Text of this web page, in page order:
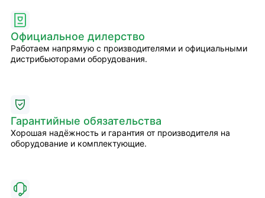
Официальное дилерство
Работаем напрямую с производителями и официальными
дистрибьюторами оборудования.
Гарантийные обязательства
Хорошая надёжность и гарантия от производителя на
оборудование и комплектующие.